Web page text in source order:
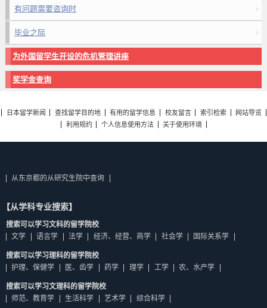
有问题需要咨询时
毕业之际
为外国留学生开设的危机管理讲座
奖学金查询
日本留学新闻 查找留学目的地 有用的留学信息 校友留言 索引检索
网站导览
利用规约
个人信息使用方法 关于使用环境
从东京都的从研究生院中查询
【从学科专业搜索】
搜索可以学习文科的留学院校
文学
语言学 法学 经济、经营、商学 社会学 国际关系学
搜索可以学习理科的留学院校
护理、保健学
医、齿学 药学 理学 工学 农、水产学
搜索可以学习文理科的留学院校
师范、教育学
生活科学 艺术学 综合科学